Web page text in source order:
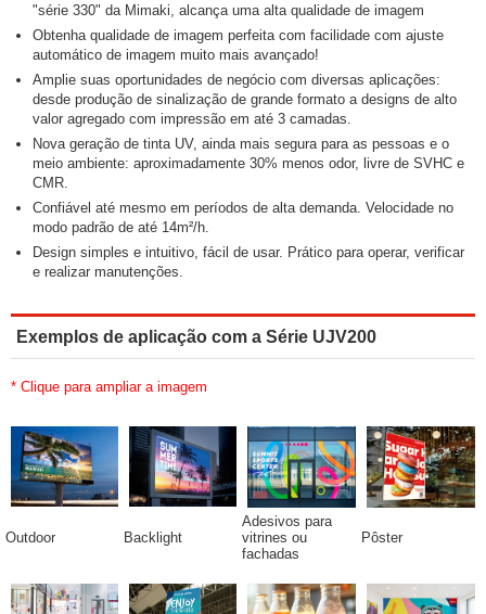
"série 330" da Mimaki, alcança uma alta qualidade de imagem
Obtenha qualidade de imagem perfeita com facilidade com ajuste
automático de imagem muito mais avançado!
Amplie suas oportunidades de negócio com diversas aplicações:
desde produção de sinalização de grande formato a designs de alto
valor agregado com impressão em até 3 camadas.
Nova geração de tinta UV, ainda mais segura para as pessoas e o
meio ambiente: aproximadamente 30% menos odor, livre de SVHC e
CMR.
Confiável até mesmo em períodos de alta demanda. Velocidade no
modo padrão de até 14m²/h.
Design simples e intuitivo, fácil de usar. Prático para operar, verificar
e realizar manutenções.
Exemplos de aplicação com a Série UJV200
* Clique para ampliar a imagem
Outdoor Backlight
Adesivos para
vitrines ou
fachadas
Pôster